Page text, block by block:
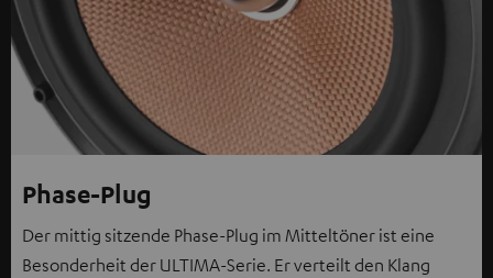
Phase-Plug
Der mittig sitzende Phase-Plug im Mitteltöner ist eine
Besonderheit der ULTIMA-Serie. Er verteilt den Klang